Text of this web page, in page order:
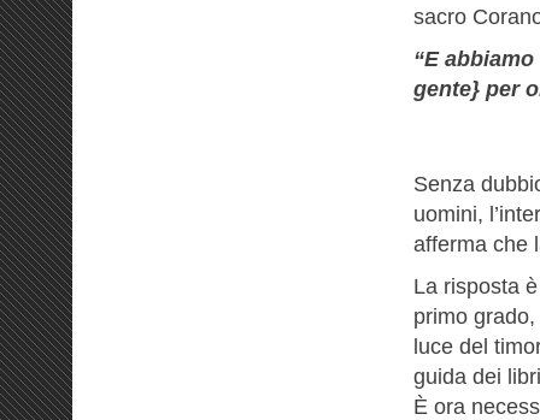
sacro
“E
gente} per
Senza
uomini,
afferma che
La risposta
primo
luce del
guida dei
È ora